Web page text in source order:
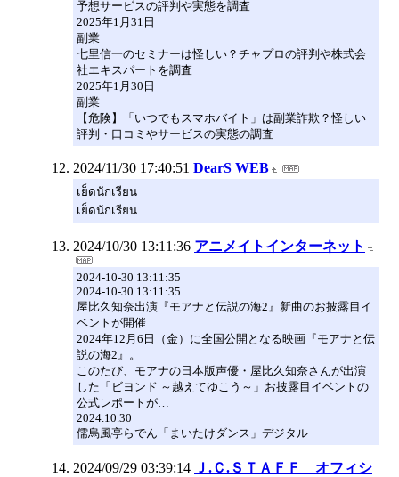
予想サービスの評判や実態を調査
2025年1月31日
副業
七里信一のセミナーは怪しい？チャプロの評判や株式会
社エキスパートを調査
2025年1月30日
副業
【危険】「いつでもスマホバイト」は副業詐欺？怪しい
評判・口コミやサービスの実態の調査
2024/11/30 17:40:51 DearS WEB
เย็ดนักเรียน
เย็ดนักเรียน
2024/10/30 13:11:36 アニメイトインターネット
2024-10-30 13:11:35
2024-10-30 13:11:35
屋比久知奈出演『モアナと伝説の海2』新曲のお披露目イ
ベントが開催
2024年12月6日（金）に全国公開となる映画『モアナと伝
説の海2』。
このたび、モアナの日本版声優・屋比久知奈さんが出演
した「ビヨンド ～越えてゆこう～」お披露目イベントの
公式レポートが…
2024.10.30
儒烏風亭らでん「まいたけダンス」デジタル
2024/09/29 03:39:14 Ｊ.Ｃ.ＳＴＡＦＦ オフィシ